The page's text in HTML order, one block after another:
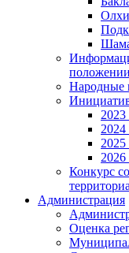
положении
Народные
2023
2024
2025
2026
Конкурс
Администрация
Оценка